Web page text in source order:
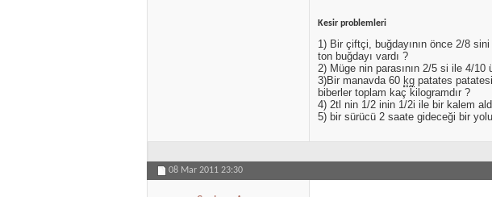
Kesir problemleri
1) Bir çiftçi, buğdayının önce 2/8
ton buğdayı vardı ?
2) Müge nin parasının 2/5 si ile 4/10
3)Bir manavda 60 kg patates
biberler toplam kaç kilogramdır ?
4) 2tl nin 1/2 inin 1/2i ile bir kalem
5) bir sürücü 2 saate gideceği bir
08 Mar 2011 23:30